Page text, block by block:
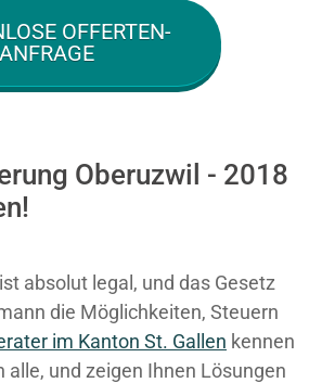
OFFERTEN-
ANFRAGE
Oberuzwil - 2018
absolut legal, und das Gesetz
die Möglichkeiten, Steuern
im K anton St. Gallen kennen
alle, und zeigen Ihnen Lösungen